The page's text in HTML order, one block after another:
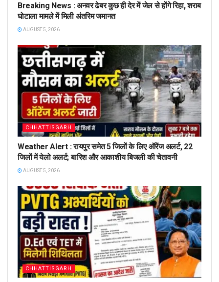
Breaking News : अनवर ढेबर कुछ ही देर में जेल से होंगे रिहा, शराब
घोटाला मामले में मिली अंतरिम जमानत
AUGUST 5, 2026
CHHATTISGARH
Weather Alert : रायपुर समेत 5 जिलों के लिए ऑरेंज अलर्ट, 22
जिलों में येलो अलर्ट; बारिश और आकाशीय बिजली की चेतावनी
AUGUST 5, 2026
CHHATTISGARH